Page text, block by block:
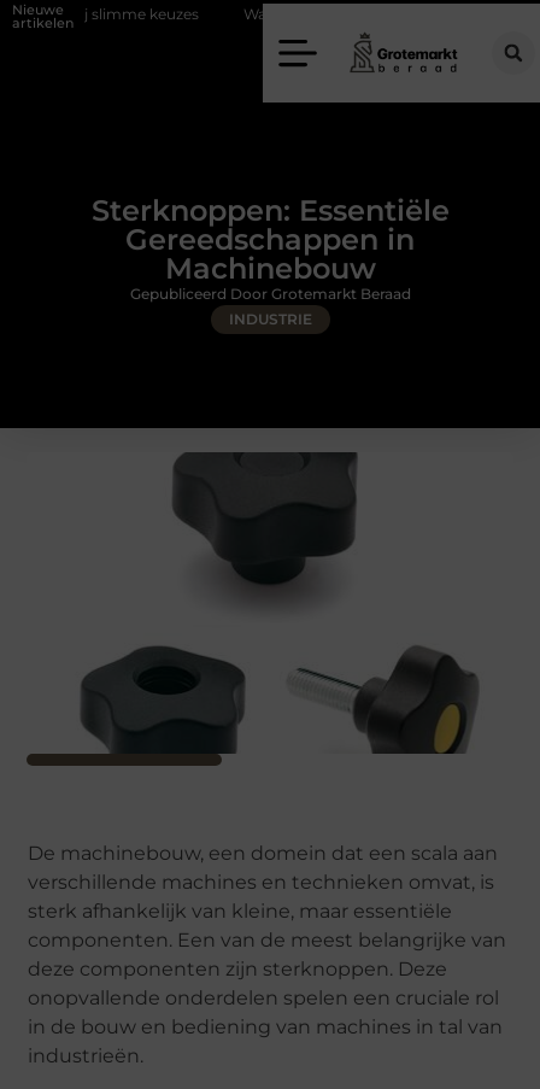
Nieuwe
artikelen
keuzes Waarom kiezen voor een rijschool in Utrecht?
Sterknoppen: Essentiële
Gereedschappen in
Machinebouw
INDUSTRIE
Gepubliceerd Door Grotemarkt Beraad
De machinebouw, een domein dat een scala aan
verschillende machines en technieken omvat, is
sterk afhankelijk van kleine, maar essentiële
componenten. Een van de meest belangrijke van
deze componenten zijn sterknoppen. Deze
onopvallende onderdelen spelen een cruciale rol
in de bouw en bediening van machines in tal van
industrieën.